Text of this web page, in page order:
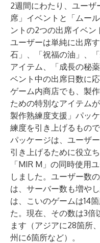
2週間にわたり、ユーザ
席」イベントと「ムー
ントの2つの出席イベン
ユーザーは単純に出席
石」、「祝福の油」、
アイテム、「成長の秘
ベント中の出席日数に
ゲーム内商店でも、製
ための特別なアイテム
製作熟練度支援」パッ
練度を引き上げるもの
パッケージは、ユーザ
引き上げるために役立ち
「MIR M」の同時使用
しました。ユーザー数
は、サーバー数も増や
は、こいのゲームは14
た。現在、その数は3
ます（アジアに28箇所
州に6箇所など）。